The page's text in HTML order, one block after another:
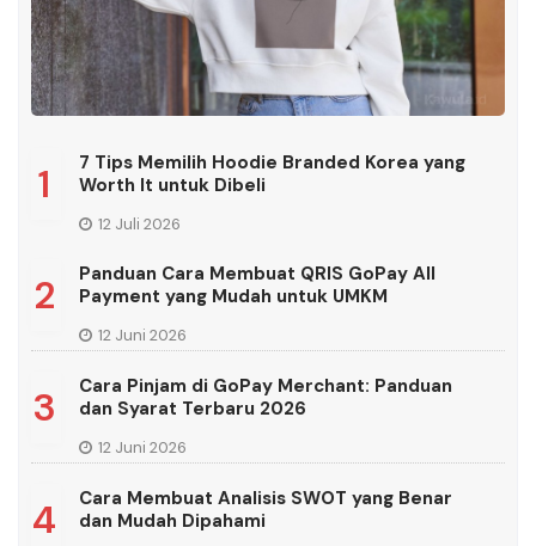
1
7 Tips Memilih Hoodie Branded Korea yang
Worth It untuk Dibeli
12 Juli 2026
2
Panduan Cara Membuat QRIS GoPay All
Payment yang Mudah untuk UMKM
12 Juni 2026
3
Cara Pinjam di GoPay Merchant: Panduan
dan Syarat Terbaru 2026
12 Juni 2026
4
Cara Membuat Analisis SWOT yang Benar
dan Mudah Dipahami